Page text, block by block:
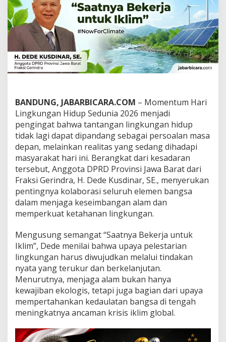
M
e
n
j
g
a
K
a
u
a
t
a
n
A
l
a
m
d
a
u
l
u
e
H
i
l
r
BANDUNG, JABARBICARA.COM – Momentum Hari
Lingkungan Hidup Sedunia 2026 menjadi
pengingat bahwa tantangan lingkungan hidup
tidak lagi dapat dipandang sebagai persoalan masa
depan, melainkan realitas yang sedang dihadapi
masyarakat hari ini. Berangkat dari kesadaran
tersebut, Anggota DPRD Provinsi Jawa Barat dari
Fraksi Gerindra, H. Dede Kusdinar, SE., menyerukan
pentingnya kolaborasi seluruh elemen bangsa
dalam menjaga keseimbangan alam dan
memperkuat ketahanan lingkungan.
Mengusung semangat “Saatnya Bekerja untuk
Iklim”, Dede menilai bahwa upaya pelestarian
lingkungan harus diwujudkan melalui tindakan
nyata yang terukur dan berkelanjutan.
Menurutnya, menjaga alam bukan hanya
kewajiban ekologis, tetapi juga bagian dari upaya
mempertahankan kedaulatan bangsa di tengah
meningkatnya ancaman krisis iklim global.